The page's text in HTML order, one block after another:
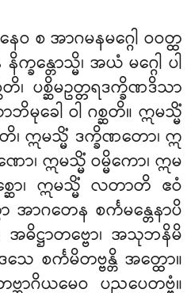
ဝ စ အာဂမနမဂ္ဂေါ ဝဝတ္ထ
ခန္တောသ္မိ၊ အယံ မဂ္ဂေါ ပါ
၊ ပစ္ဆိမဥတ္တရဒက္ခိဏဒိသာ
ဘိမုခေါ ဝါ ဂစ္ဆတိ။ ဣမသ္မိံ
တိ၊ ဣမသ္မိံ ဒက္ခိဏတော၊ ဣ
ာ၊ ဣမသ္မိံ ဝမ္မိကော၊ ဣမ
ဆော၊ ဣမသ္မိံ လတာတိ ဧဝံ
အာဂတေန စင်္ကမန္တေနာပိ
အဓိဋ္ဌာတဗ္ဗော၊ အသုဘနိမိ
ေ စင်္ကမိတဗ္ဗန္တိ အတ္ထော။
ဘာဂိယမေဝ ပညပေတဗ္ဗံ။